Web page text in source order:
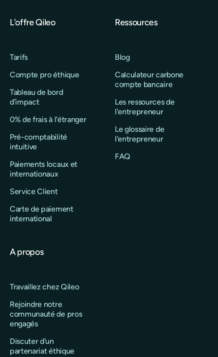
L’offre Qileo
Tarifs
Compte pro éthique
Tableau de bord
d’impact
0% de frais à l'étranger
Pré-comptabilité
intuitive
Paiements locaux et
internationaux
Service Client
Carte de paiement
international
Ressources
Blog
Calculateur carbone
compte bancaire
Les ressources de
l'entrepreneur
Le glossaire de
l'entrepreneur
FAQ
A propos
Travaillez chez Qileo
Rejoindre notre
communauté de pros
engagés
Discuter d'un
partenariat éthique